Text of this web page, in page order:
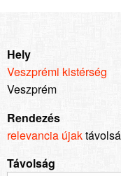
Hely
Veszprémi kistérség
Veszprém
Rendezés
relevancia újak
Távolság